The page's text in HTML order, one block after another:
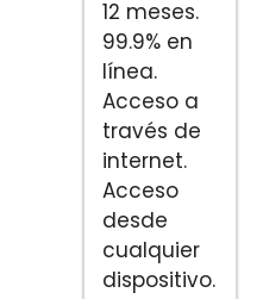
12 meses.
99.9% en
línea.
Acceso a
través de
internet.
Acceso
desde
cualquier
dispositivo.